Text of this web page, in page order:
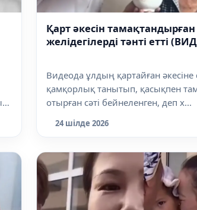
Қарт әкесін
желідегілерді тәнті етті
Видеода ұлдың қартайған
қамқорлық танытып, қасықпен
отырған сәті бейнеленген, деп х...
24 шілде 2026